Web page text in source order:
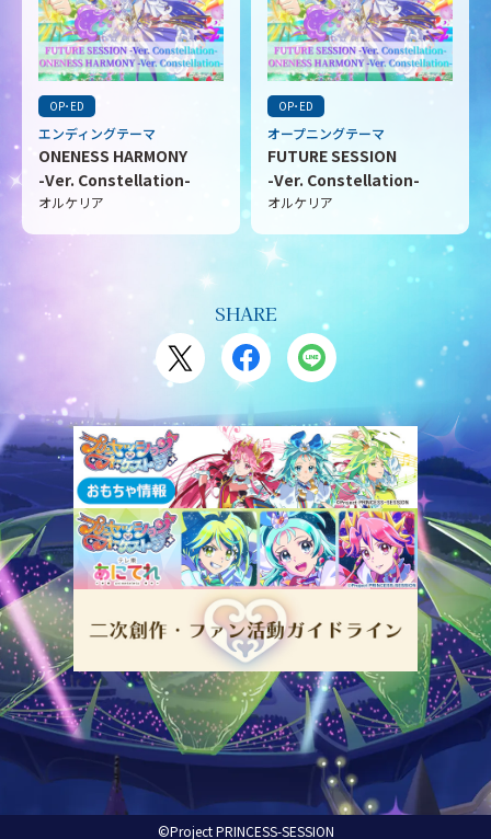
OP･ED
エンディングテーマ
ONENESS HARMONY
-Ver. Constellation-
オルケリア
OP･ED
オープニングテーマ
FUTURE SESSION
-Ver. Constellation-
オルケリア
SHARE
©Project PRINCESS-SESSION